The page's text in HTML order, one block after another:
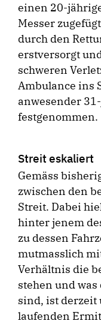
einen 20-
Messer
durch den
erstversorgt
schweren
Ambulance ins
anwesender
festgenommen.
Streit eskaliert
Gemäss
zwischen den
Streit. Dabei
hinter jenem
zu dessen
mutmasslich
Verhältnis die
stehen und
sind, ist derzeit
laufenden